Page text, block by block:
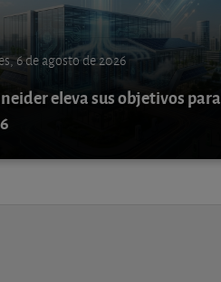
6 de agosto de 2026
eleva sus objetivos para